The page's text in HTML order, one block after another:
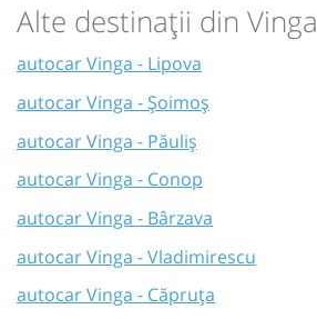
Alte destinații din Vinga
autocar Vinga - Lipova
autocar Vinga - Șoimoș
autocar Vinga - Păuliș
autocar Vinga - Conop
autocar Vinga - Bârzava
autocar Vinga - Vladimirescu
autocar Vinga - Căpruța